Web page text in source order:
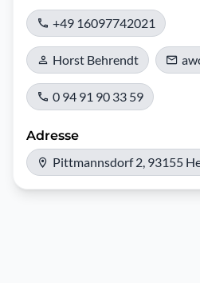
+49 16097742021
Horst Behrendt
0 94 91 90 33 59
Adresse
Pittmannsdorf 2, 93155